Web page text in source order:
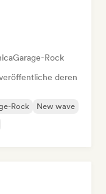
Garage-Rock
deren
Rock
New wave